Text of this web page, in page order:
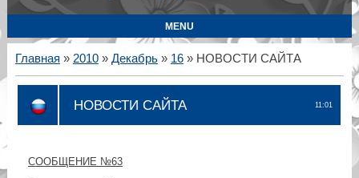
MENU
Главная » 2010 » Декабрь » 16» НОВОСТИ САЙТА
11:01
НОВОСТИ САЙТА
СООБЩЕНИЕ №63